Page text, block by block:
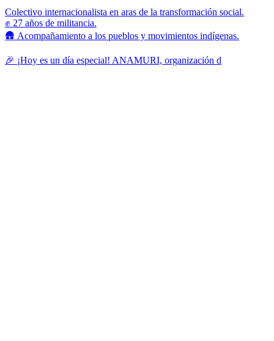
Colectivo internacionalista en aras de la transformación social.
✊ 27 años de militancia.
🛖 Acompañamiento a los pueblos y movimientos indígenas.
🎉 ¡Hoy es un día especial! ANAMURI, organización d